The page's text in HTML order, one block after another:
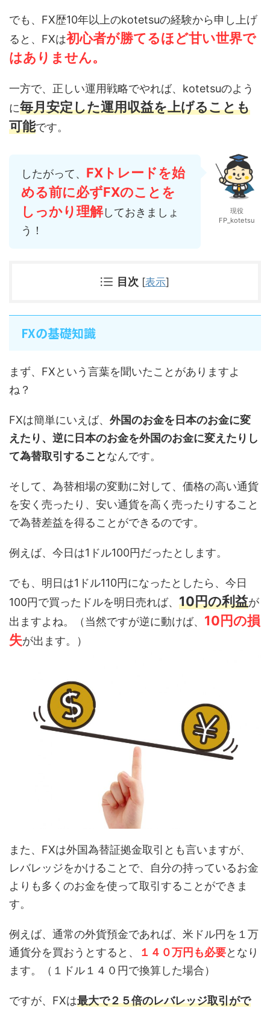
でも、FX歴10年以上のkotetsuの経験から申し上げ
ると、FXは初心者が勝てるほど甘い世界で
はありません。
一方で、正しい運用戦略でやれば、kotetsuのよう
に毎月安定した運用収益を上げることも
可能です。
したがって、 FXトレードを始
める前に必ずFXのことを
しっかり理解しておきましょ
う！
現役
FP_kotetsu
目次 [表示]
FXの基礎知識
まず、FXという言葉を聞いたことがありますよ
ね？
FXは簡単にいえば、 外国のお金を日本のお金に変
えたり、逆に日本のお金を外国のお金に変えたりし
て為替取引することなんです。
そして、為替相場の変動に対して、価格の高い通貨
を安く売ったり、安い通貨を高く売ったりすること
で為替差益を得ることができるのです。
例えば、今日は1ドル100円だったとします。
でも、明日は1ドル110円になったとしたら、今日
100円で買ったドルを明日売れば、 10円の利益が
出ますよね。（当然ですが逆に動けば、 10円の損
失が出ます。）
また、FXは外国為替証拠金取引とも言いますが、
レバレッジをかけることで、自分の持っているお金
よりも多くのお金を使って取引することができま
す。
例えば、通常の外貨預金であれば、米ドル円を１万
通貨分を買おうとすると、
１４０万円も必要となり
ます。（１ドル１４０円で換算した場合）
ですが、FXは最大で２５倍のレバレッジ取引がで